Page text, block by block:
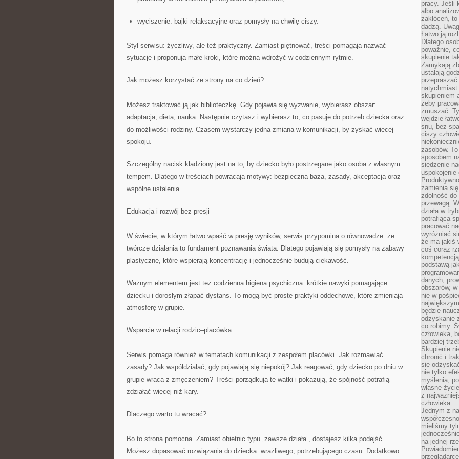
wyciszenie: bajki relaksacyjne oraz pomysły na chwilę ciszy.
Styl serwisu: życzliwy, ale też praktyczny. Zamiast piętnować, treści pomagają nazwać
sytuację i proponują małe kroki, które można wdrożyć w codziennym rytmie.
Jak możesz korzystać ze strony na co dzień?
Możesz traktować ją jak biblioteczkę. Gdy pojawia się wyzwanie, wybierasz obszar:
adaptacja, dieta, nauka. Następnie czytasz i wybierasz to, co pasuje do potrzeb dziecka oraz
do możliwości rodziny. Czasem wystarczy jedna zmiana w komunikacji, by zyskać więcej
spokoju.
Szczególny nacisk kładziony jest na to, by dziecko było postrzegane jako osoba z własnym
tempem. Dlatego w treściach powracają motywy: bezpieczna baza, zasady, akceptacja oraz
wspólne ustalenia.
Edukacja i rozwój bez presji
W świecie, w którym łatwo wpaść w presję wyników, serwis przypomina o równowadze: że
twórcze działania to fundament poznawania świata. Dlatego pojawiają się pomysły na zabawy
plastyczne, które wspierają koncentrację i jednocześnie budują ciekawość.
Ważnym elementem jest też codzienna higiena psychiczna: krótkie nawyki pomagające
dziecku i dorosłym złapać dystans. To mogą być proste praktyki oddechowe, które zmieniają
atmosferę w grupie.
Wsparcie w relacji rodzic–placówka
Serwis pomaga również w tematach komunikacji z zespołem placówki. Jak rozmawiać
zasady? Jak współdziałać, gdy pojawiają się niepokój? Jak reagować, gdy dziecko po dniu w
grupie wraca z zmęczeniem? Treści porządkują te wątki i pokazują, że spójność potrafią
zdziałać więcej niż kary.
Dlaczego warto tu wracać?
Bo to strona pomocna. Zamiast obietnic typu „zawsze działa”, dostajesz kilka podejść.
Możesz dopasować rozwiązania do dziecka: wrażliwego, potrzebującego czasu. Dodatkowo
pracy. Jeśli
albo
zakłóceń,
dadzą.
Łatwo ją
Dlatego
poważnie,
skupienie
Zamykają
ustalają
skupieniem
żeby
zmuszać.
wejdzie
snu, bez
ciszy
zasobów.
sposobem
siedzenie
uspokojenie
zamienia
zdolność do
przewagą.
działa w
potrafiąca
pracować
wyróżniać
że ma jakiś
coś coraz
podstawą
danych,
obszarów,
nie w
będzie
odzyskanie
co robimy.
człowieka,
bardziej
Skupienie
chronić i
się
nie tylko
myślenia,
własne
z
człowieka.
Jednym z
mieliśmy
na jednej